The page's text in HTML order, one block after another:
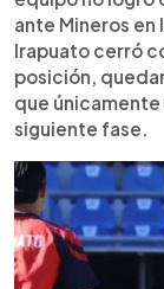
ante Mineros en
Irapuato cerró
posición,
que únicamente
siguiente fase.